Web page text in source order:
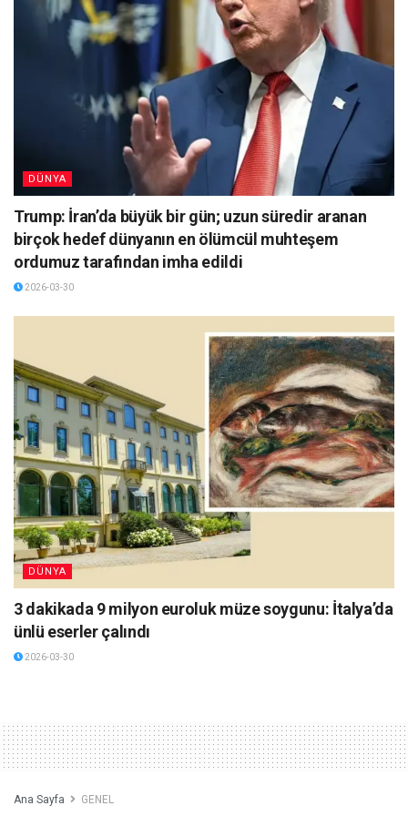
DÜNYA
Trump: İran’da büyük bir gün; uzun süredir aranan
birçok hedef dünyanın en ölümcül muhteşem
ordumuz tarafından imha edildi
2026-03-30
DÜNYA
3 dakikada 9 milyon euroluk müze soygunu: İtalya’da
ünlü eserler çalındı
2026-03-30
Ana Sayfa GENEL